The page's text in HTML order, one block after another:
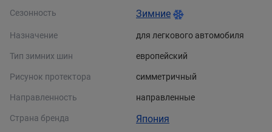
Сезонность Зимние
Назначение для легкового автомобиля
Тип зимних шин европейский
Рисунок протектора симметричный
Направленность направленные
Страна бренда Япония